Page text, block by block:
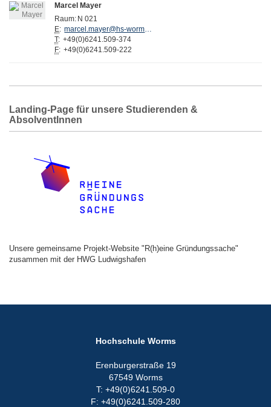
Marcel Mayer
Raum: N 021
E:
marcel.mayer@hs-worms.de
T: +49(0)6241.509-374
F: +49(0)6241.509-222
Landing-Page für unsere Studierenden &
AbsolventInnen
Unsere gemeinsame Projekt-Website "R(h)eine Gründungssache"
zusammen mit der HWG Ludwigshafen
Hochschule Worms
Erenburgerstraße 19
67549 Worms
T: +49(0)6241.509-0
F: +49(0)6241.509-280